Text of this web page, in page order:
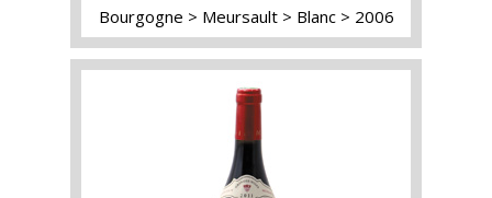
Bourgogne Meursault Blanc 2006